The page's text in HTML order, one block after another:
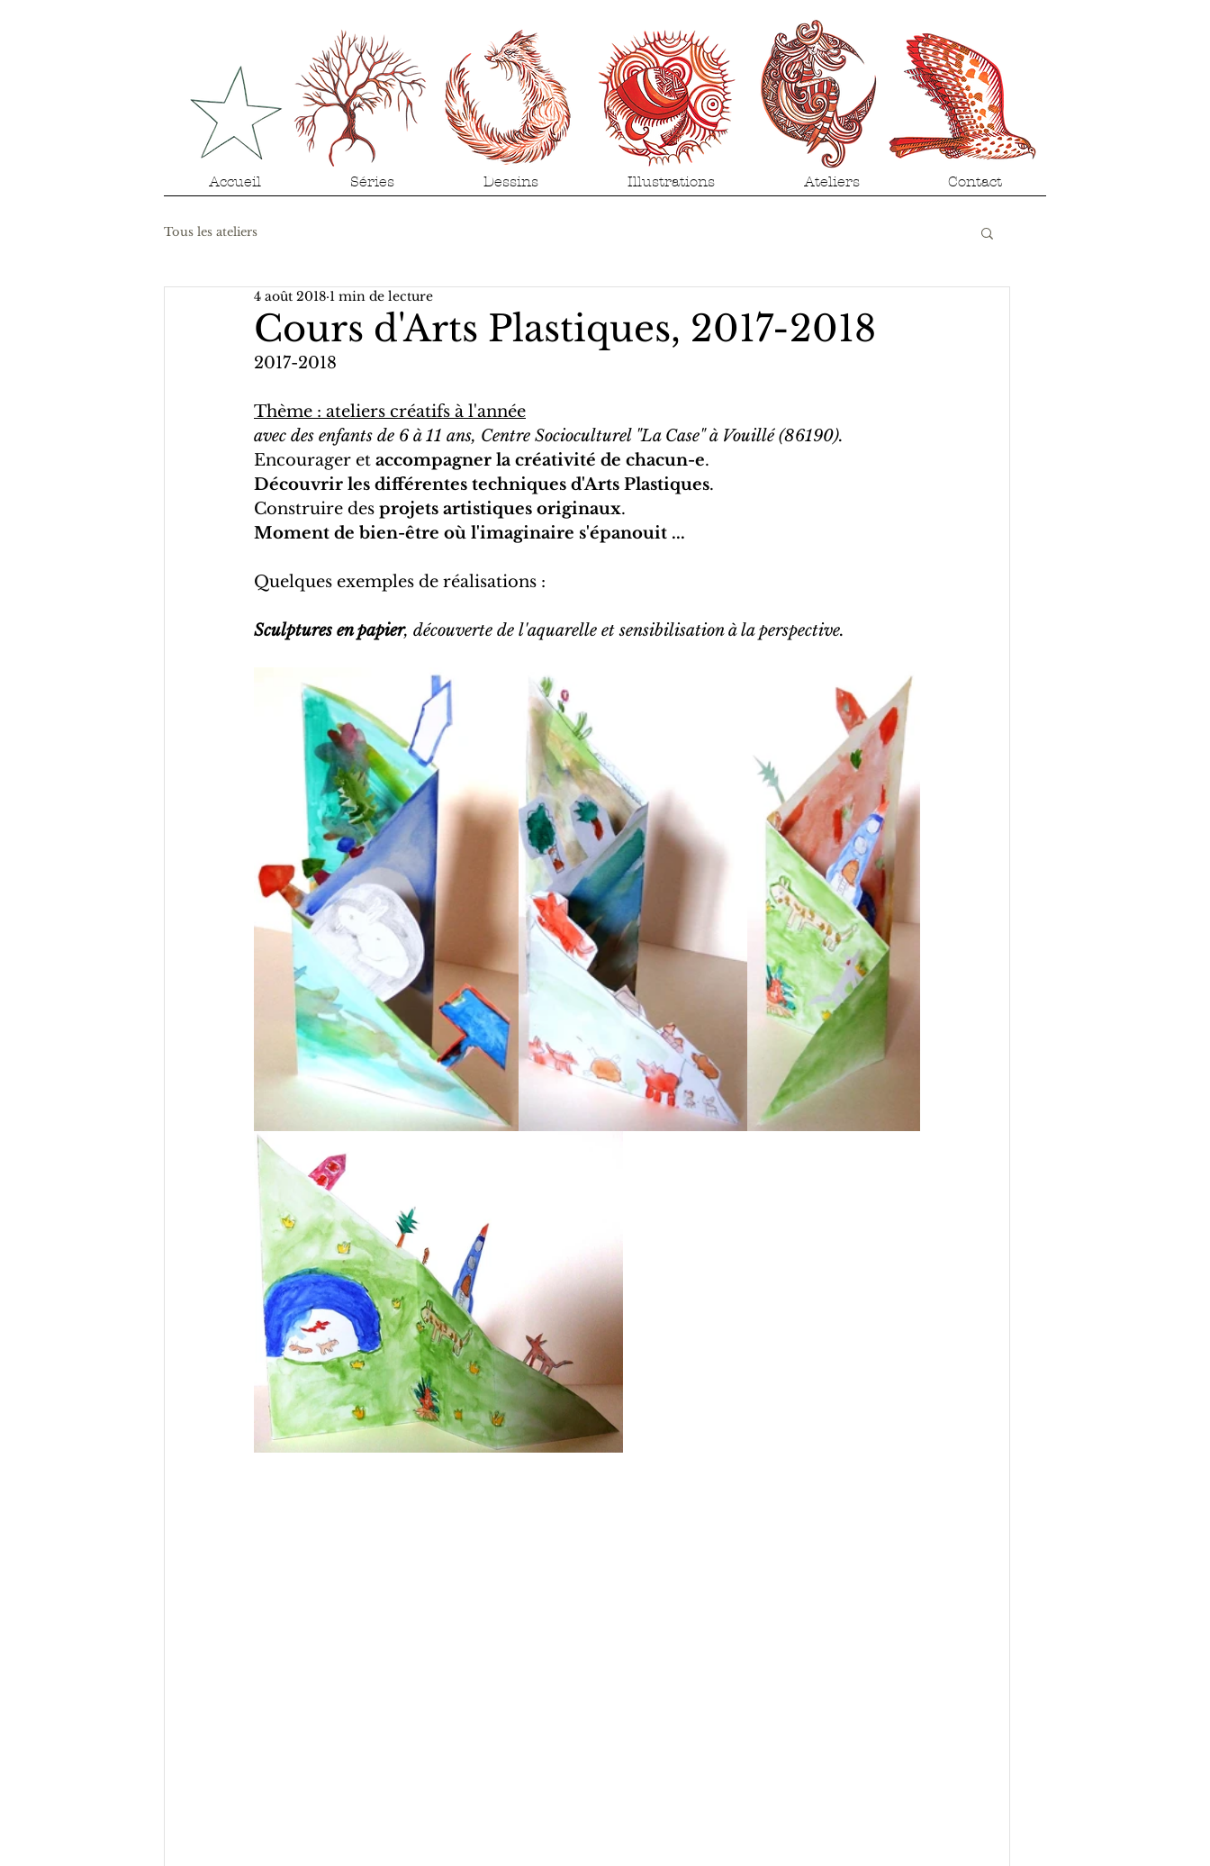
Tous les ateliers
Cours d'Arts Plastiques, 2017-2018
4 août 2018 1 min de lecture
2017-2018
Thème : ateliers créatifs à l'année
avec des enfants de 6 à 11 ans, Centre Socioculturel "La Case" à Vouillé (86190).
Encourager et accompagner la créativité de chacun-e.
Découvrir les différentes techniques d'Arts Plastiques.
Construire des projets artistiques originaux.
Moment de bien-être où l'imaginaire s'épanouit ...
Quelques exemples de réalisations :
Sculptures en papier, découverte de l'aquarelle et sensibilisation à la perspective.
Accueil Séries Dessins Illustrations Ateliers Contact